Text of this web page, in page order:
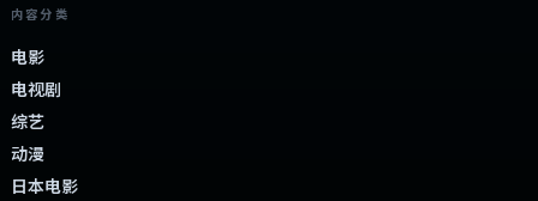
内容分类
电影
电视剧
综艺
动漫
日本电影